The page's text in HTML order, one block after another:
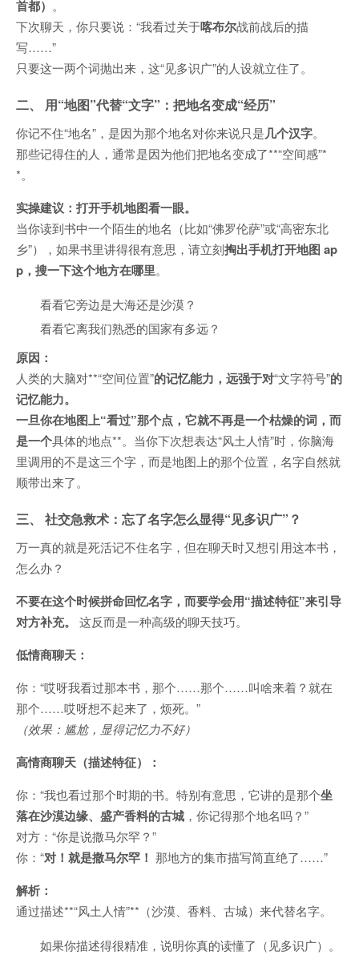
首都） 。
下次聊天，你只要说：“我看过关于喀布尔战前战后的描
写……”
只要这一两个词抛出来，这“见多识广”的人设就立住了。
二、 用“地图”代替“文字”：把地名变成“经历”
你记不住“地名”，是因为那个地名对你来说只是几个汉字。
那些记得住的人，通常是因为他们把地名变成了**“空间感”*
*。
实操建议：打开手机地图看一眼。
当你读到书中一个陌生的地名（比如“佛罗伦萨”或“高密东北
乡”），如果书里讲得很有意思，请立刻掏出手机打开地图 ap
p，搜一下这个地方在哪里。
看看它旁边是大海还是沙漠？
看看它离我们熟悉的国家有多远？
原因：
人类的大脑对**“空间位置”的记忆能力，远强于对“文字符号”的
记忆能力。
一旦你在地图上“看过”那个点，它就不再是一个枯燥的词，而
是一个具体的地点**。当你下次想表达“风土人情”时，你脑海
里调用的不是这三个字，而是地图上的那个位置，名字自然就
顺带出来了。
三、 社交急救术：忘了名字怎么显得“见多识广”？
万一真的就是死活记不住名字，但在聊天时又想引用这本书，
怎么办？
不要在这个时候拼命回忆名字，而要学会用“描述特征”来引导
对方补充。
这反而是一种高级的聊天技巧。
低情商聊天：
你：“哎呀我看过那本书，那个……那个……叫啥来着？就在
那个……哎呀想不起来了，烦死。”
（效果：尴尬，显得记忆力不好）
高情商聊天（描述特征）：
你：“我也看过那个时期的书。特别有意思，它讲的是那个坐
落在沙漠边缘、盛产香料的古城 ，你记得那个地名吗？”
对方：“你是说撒马尔罕？”
你：“对！就是撒马尔罕！ 那地方的集市描写简直绝了……”
解析：
通过描述**“风土人情”**（沙漠、香料、古城）来代替名字。
如果你描述得很精准，说明你真的读懂了（见多识广）。